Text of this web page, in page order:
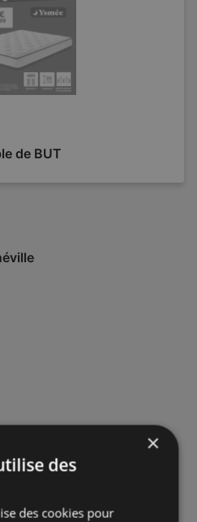
de BUT
×
des
des cookies pour